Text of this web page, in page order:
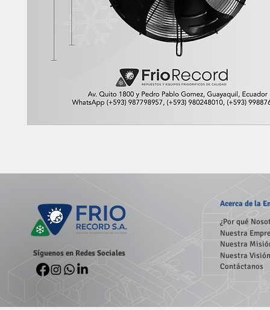
Síguenos en Redes Sociales
Acercade la
¿Por qué
Nuestra
Nuestra
Nuestra Visión
Contáctanos